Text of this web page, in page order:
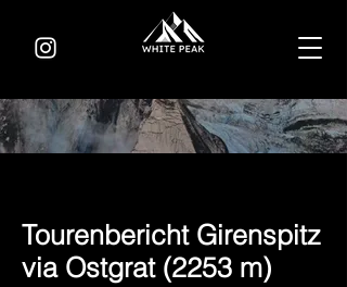
Tourenbericht Girenspitz
via Ostgrat (2253 m)